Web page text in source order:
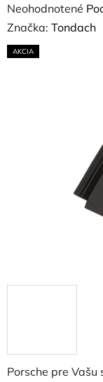
Porsche pre
Priemerné
hodnotenie
produktu
Neohodnotené
Značka: Tondach
AKCIA